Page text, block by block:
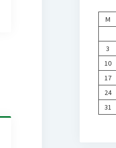
M
3
10
17
24
31